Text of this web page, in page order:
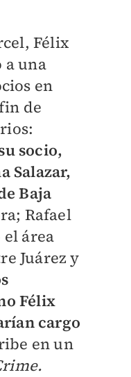
Félix
a una
en
de
socio,
Salazar,
Baja
Rafael
área
Juárez y
Félix
cargo
en un